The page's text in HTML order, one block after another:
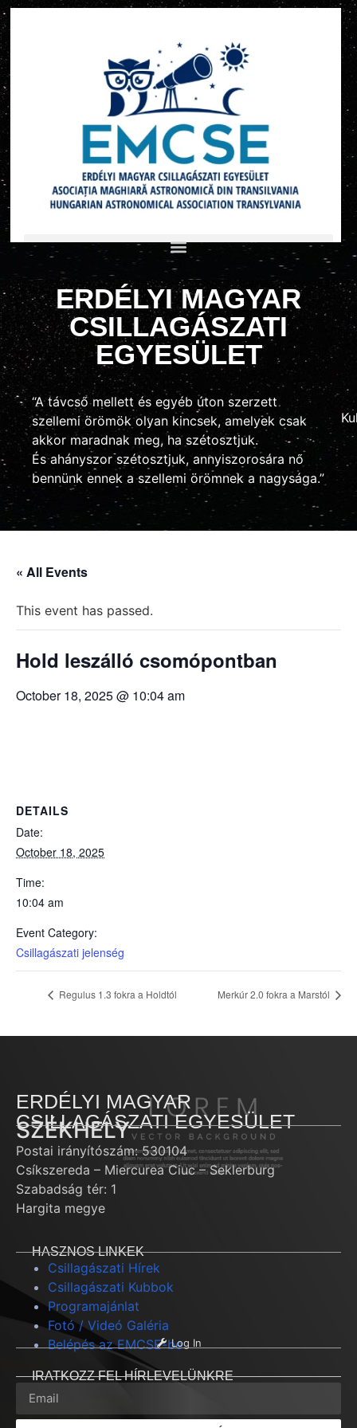
ERDÉLYI MAGYAR
CSILLAGÁSZATI
EGYESÜLET
“A távcső mellett és egyéb úton szerzett
szellemi örömök olyan kincsek, amelyek csak
akkor maradnak meg, ha szétosztjuk.
És ahányszor szétosztjuk, annyiszorosára nő
bennünk ennek a szellemi örömnek a nagysága.”
« All Events
This event has passed.
Hold leszálló csomópontban
October 18, 2025 @ 10:04 am
DETAILS
Date:
October 18, 2025
Time:
10:04 am
Event Category:
Csillagászati jelenség
Regulus 1.3 fokra a Holdtól Merkúr 2.0 fokra a Marstól
ERDÉLYI MAGYAR
CSILLAGÁSZATI EGYESÜLET
SZÉKHELY
Postai irányítószám: 530104
Csíkszereda – Miercurea Ciuc – Seklerburg
Szabadság tér: 1
Hargita megye
HASZNOS LINKEK
Csillagászati Hírek
Csillagászati Kubbok
Programajánlat
Fotó / Videó Galéria
Belépés az EMCSE-beLog In
IRATKOZZ FEL HÍRLEVELÜNKRE